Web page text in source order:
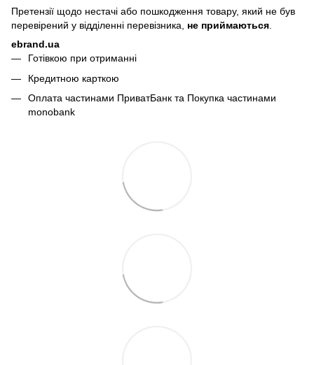
Претензії щодо нестачі або пошкодження товару, який не був
перевірений у відділенні перевізника, не приймаються
ebrand.ua
Готівкою при отриманні
Кредитною карткою
Оплата частинами ПриватБанк та Покупка частинами
monobank